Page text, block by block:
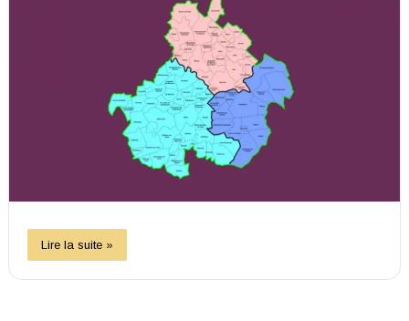
Lire la suite »